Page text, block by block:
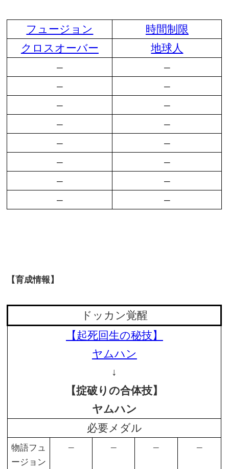
フュージョン
時間制限
クロスオーバー
地球人
–
–
–
–
–
–
–
–
–
–
–
–
–
–
–
–
【育成情報】
ドッカン覚醒
【起死回生の秘技】
ヤムハン
↓
【掟破りの合体技】
ヤムハン
必要メダル
物語フュ
ージョン
– – – –